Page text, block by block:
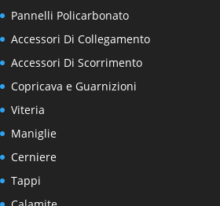
Pannelli Policarbonato
Accessori Di Collegamento
Accessori Di Scorrimento
Copricava e Guarnizioni
Viteria
Maniglie
Cerniere
Tappi